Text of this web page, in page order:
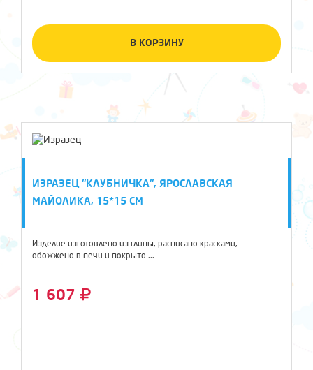
В КОРЗИНУ
ИЗРАЗЕЦ "КЛУБНИЧКА", ЯРОСЛАВСКАЯ
МАЙОЛИКА, 15*15 СМ
Изделие изготовлено из глины, расписано красками,
обожжено в печи и покрыто ...
1 607